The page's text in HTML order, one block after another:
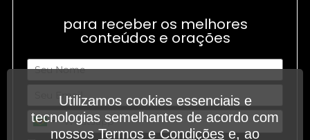
para receber os melhores
conteúdos e orações
Utilizamos cookies essenciais e
tecnologias semelhantes de acordo com
nossosTermos e Condiçõese, ao